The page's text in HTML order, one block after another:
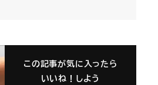
この記事が気に入ったら
いいね！しよう